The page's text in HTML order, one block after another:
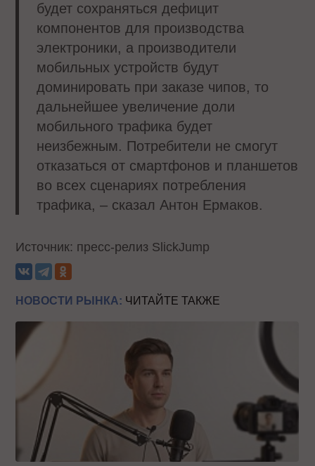
будет сохраняться дефицит
компонентов для производства
электроники, а производители
мобильных устройств будут
доминировать при заказе чипов, то
дальнейшее увеличение доли
мобильного трафика будет
неизбежным. Потребители не смогут
отказаться от смартфонов и планшетов
во всех сценариях потребления
трафика, – сказал Антон Ермаков.
Источник: пресс-релиз SlickJump
НОВОСТИ РЫНКА: ЧИТАЙТЕ ТАКЖЕ